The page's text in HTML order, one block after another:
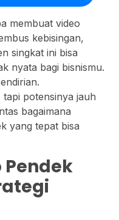
membuat video
kebisingan,
singkat ini bisa
nyata bagi bisnismu.
potensinya jauh
bagaimana
yang tepat bisa